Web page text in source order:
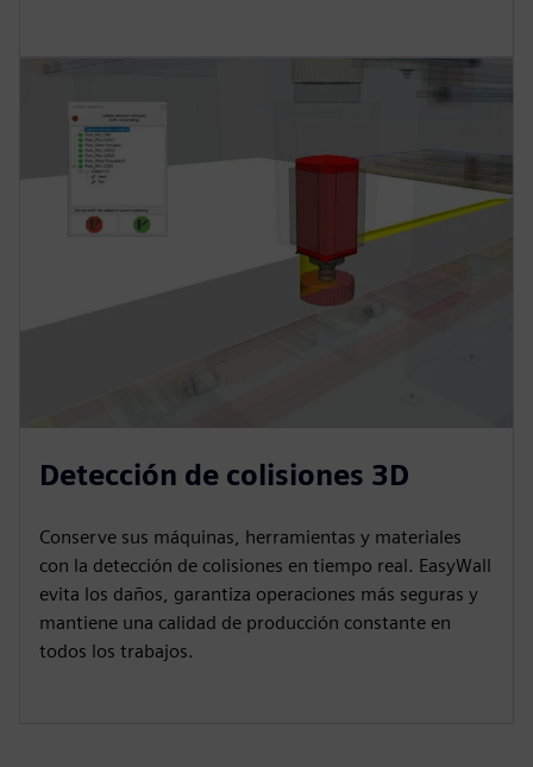
Detección de colisiones 3D
Conserve sus máquinas, herramientas y materiales
con la detección de colisiones en tiempo real. EasyWall
evita los daños, garantiza operaciones más seguras y
mantiene una calidad de producción constante en
todos los trabajos.